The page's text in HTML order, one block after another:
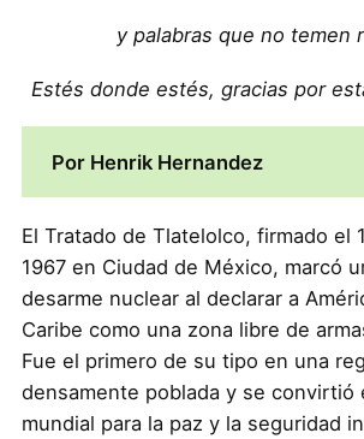
y palabras que no temen
Estés donde estés, gracias por
Por Henrik Hernandez
El Tratado de Tlatelolco, firmado el
1967 en Ciudad de México, marcó
desarme nuclear al declarar a
Caribe como una zona libre de
Fue el primero de su tipo en una
densamente poblada y se convirtió
mundial para la paz y la seguridad